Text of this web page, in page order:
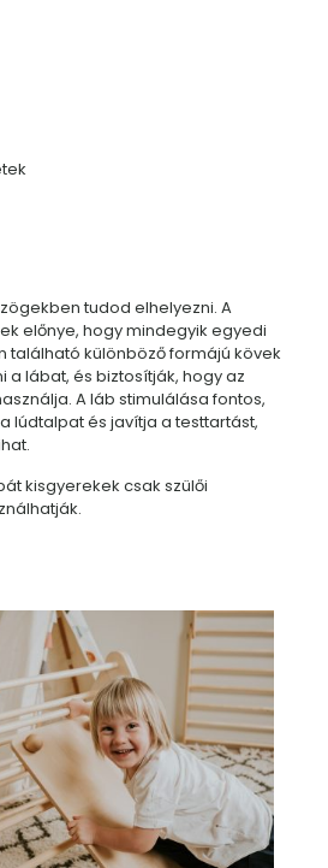
tudod elhelyezni. A
előnye, hogy mindegyik egyedi
található különböző formájú kövek
a lábat, és biztosítják, hogy az
A láb stimulálása fontos,
lúdtalpat és javítja a testtartást,
kisgyerekek csak szülői